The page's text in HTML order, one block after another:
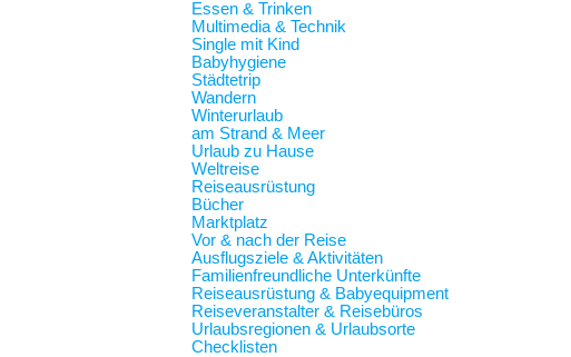
Essen & Trinken
Multimedia & Technik
Single mit Kind
Babyhygiene
Städtetrip
Wandern
Winterurlaub
am Strand & Meer
Urlaub zu Hause
Weltreise
Reiseausrüstung
Bücher
Marktplatz
Vor & nach der Reise
Ausflugsziele & Aktivitäten
Familienfreundliche Unterkünfte
Reiseausrüstung & Babyequipment
Reiseveranstalter & Reisebüros
Urlaubsregionen & Urlaubsorte
Checklisten